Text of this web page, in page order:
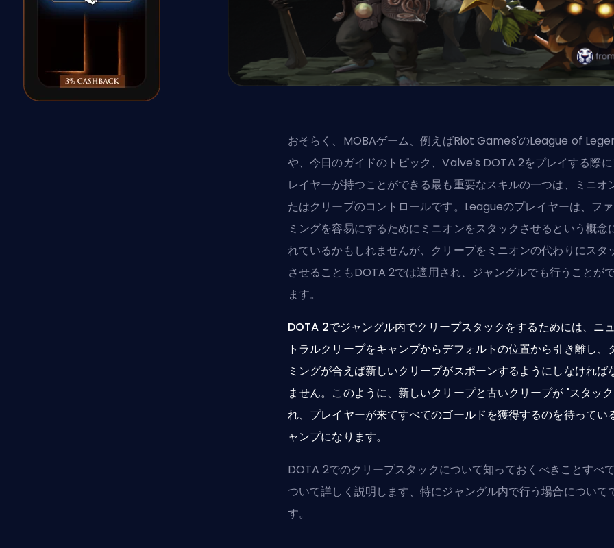
おそらく、 MOBAゲーム、例えばRiot Games'のLeague of
や、今日のガイドのトピック、Valve's DOTA 2をプレイする際
レイヤーが持つことができる最も重要なスキルの一つは、ミニオ
たはクリープのコントロールです。Leagueのプレイヤーは、 フ
ミングを容易にするためにミニオンをスタックさせるという概念
れているかもしれませんが、クリープをミニオンの代わりにスタ
させることもDOTA 2では適用され、ジャングルでも行うことが
ます。
DOTA 2でジャングル内でクリープスタックをするためには、ニ
トラルクリープをキャンプからデフォルトの位置から引き離し、
ミングが合えば新しいクリープがスポーンするようにしなければ
ません。このように、新しいクリープと古いクリープが 'スタッ
れ、プレイヤーが来てすべてのゴールドを獲得するのを待ってい
ャンプになります。
DOTA 2でのクリープスタックについて知っておくべきことすべ
ついて詳しく説明します、特にジャングル内で行う場合について
す。